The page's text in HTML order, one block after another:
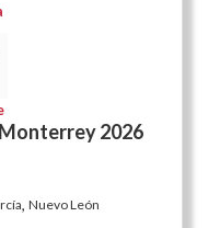
2026
, Nuevo León